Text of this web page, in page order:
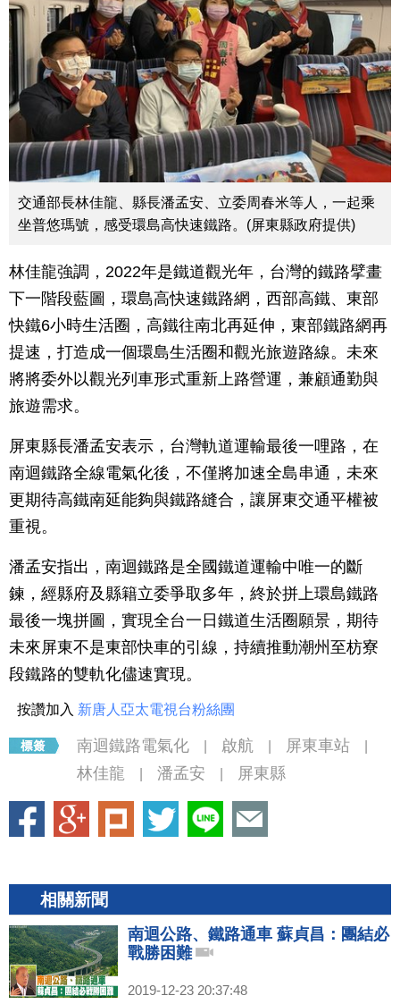
交通部長林佳龍、縣長潘孟安、立委周春米等人，一起乘
坐普悠瑪號，感受環島高快速鐵路。(屏東縣政府提供)
林佳龍強調，2022年是鐵道觀光年，台灣的鐵路擘畫
下一階段藍圖，環島高快速鐵路網，西部高鐵、東部
快鐵6小時生活圈，高鐵往南北再延伸，東部鐵路網再
提速，打造成一個環島生活圈和觀光旅遊路線。未來
將將委外以觀光列車形式重新上路營運，兼顧通勤與
旅遊需求。
屏東縣長潘孟安表示，台灣軌道運輸最後一哩路，在
南迴鐵路全線電氣化後，不僅將加速全島串通，未來
更期待高鐵南延能夠與鐵路縫合，讓屏東交通平權被
重視。
潘孟安指出，南迴鐵路是全國鐵道運輸中唯一的斷
鍊，經縣府及縣籍立委爭取多年，終於拼上環島鐵路
最後一塊拼圖，實現全台一日鐵道生活圈願景，期待
未來屏東不是東部快車的引線，持續推動潮州至枋寮
段鐵路的雙軌化儘速實現。
按讚加入 新唐人亞太電視台粉絲團
南迴鐵路電氣化 啟航 屏東車站
林佳龍 潘孟安 屏東縣
相關新聞
南迴公路、鐵路通車 蘇貞昌：團結必
戰勝困難
2019-12-23 20:37:48